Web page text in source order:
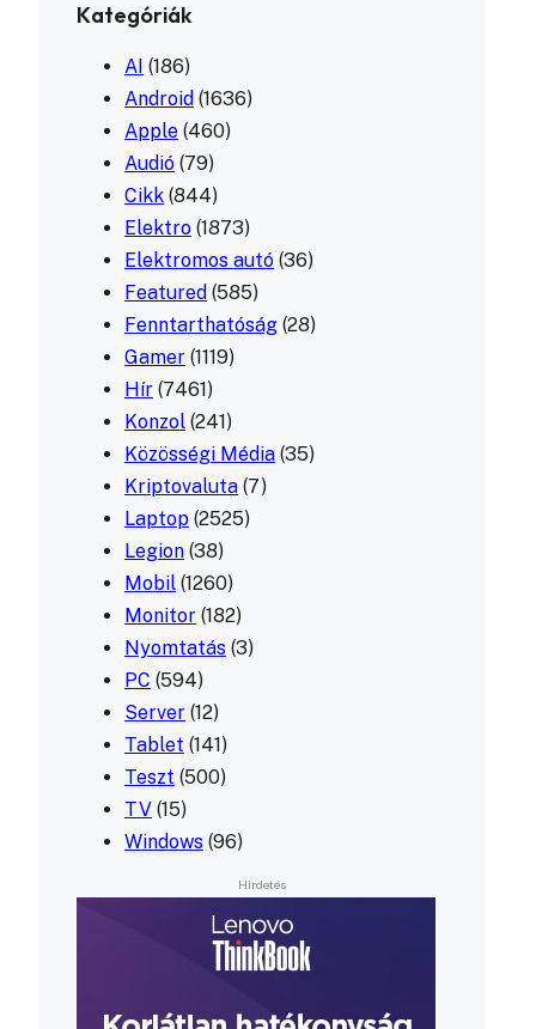
Kategóriák
AI (186)
Android (1636)
Apple (460)
Audió (79)
Cikk (844)
Elektro (1873)
Elektromos autó (36)
Featured (585)
Fenntarthatóság (28)
Gamer (1119)
Hír (7461)
Konzol (241)
Közösségi Média (35)
Kriptovaluta (7)
Laptop (2525)
Legion (38)
Mobil (1260)
Monitor (182)
Nyomtatás (3)
PC (594)
Server (12)
Tablet (141)
Teszt (500)
TV (15)
Windows (96)